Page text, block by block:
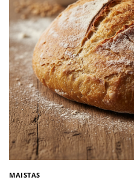
MAISTAS